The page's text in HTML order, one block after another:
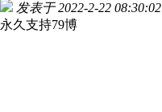
发表于 2022-2-22 08:30:02
永久支持79博